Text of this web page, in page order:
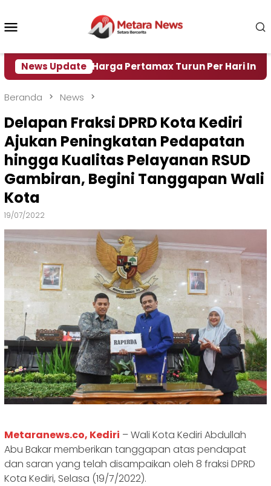
konten
News Update
Harga Pertamax Turun Per Hari Ini, Segini
Beranda News
Delapan Fraksi DPRD Kota Kediri
Ajukan Peningkatan Pedapatan
hingga Kualitas Pelayanan RSUD
Gambiran, Begini Tanggapan Wali
Kota
19/07/2022
Metaranews.co, Kediri – Wali Kota Kediri Abdullah
Abu Bakar memberikan tanggapan atas pendapat
dan saran yang telah disampaikan oleh 8 fraksi DPRD
Kota Kediri, Selasa (19/7/2022).